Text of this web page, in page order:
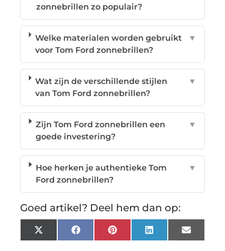
zonnebrillen zo populair?
Welke materialen worden gebruikt
voor Tom Ford zonnebrillen?
▼
Wat zijn de verschillende stijlen
van Tom Ford zonnebrillen?
▼
Zijn Tom Ford zonnebrillen een
goede investering?
▼
Hoe herken je authentieke Tom
Ford zonnebrillen?
▼
Goed artikel? Deel hem dan op:
X
(Twitter)
FacebookPinterestLinkedInEmail